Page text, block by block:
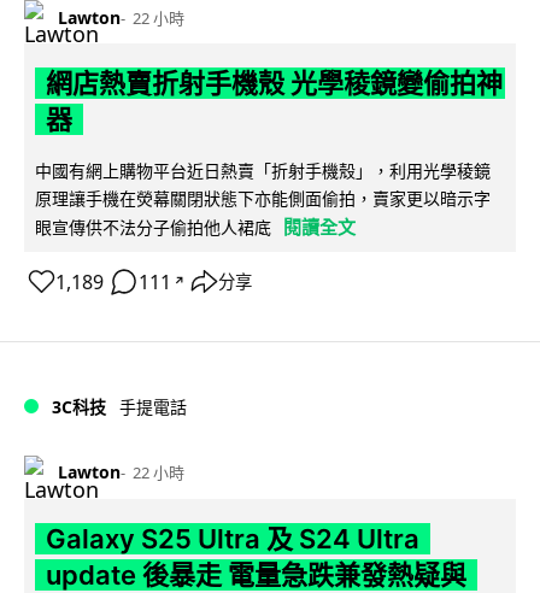
Lawton 22 小時
網店熱賣折射手機殼 光學稜鏡變偷拍神
器
中國有網上購物平台近日熱賣「折射手機殼」，利用光學稜鏡
原理讓手機在熒幕關閉狀態下亦能側面偷拍，賣家更以暗示字
眼宣傳供不法分子偷拍他人裙底
閱讀全文
1,189 111 ↗ 分享
3C科技 手提電話
Lawton 22 小時
Galaxy S25 Ultra 及 S24 Ultra
update 後暴走 電量急跌兼發熱疑與